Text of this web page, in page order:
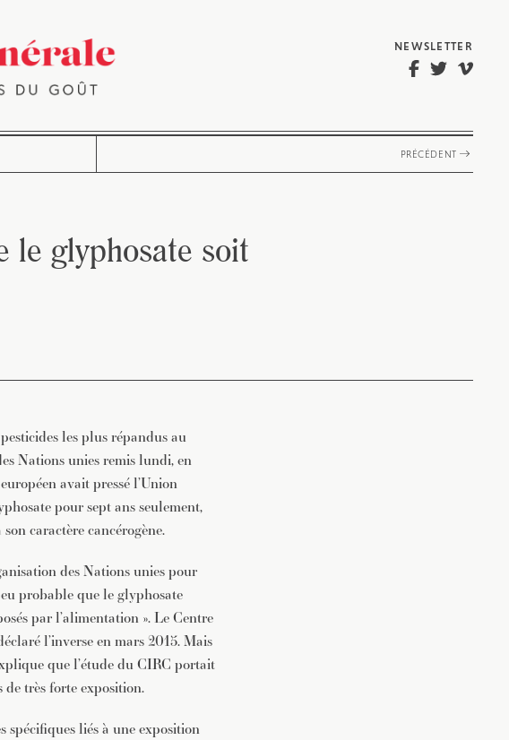
NEWSLETTER
PRÉCÉDENT
le glyphosate soit
les plus répandus au
Nations unies remis lundi, en
avait pressé l’Union
pour sept ans seulement,
caractère cancérogène.
des Nations unies pour
probable que le glyphosate
par l’alimentation ». Le Centre
l’inverse en mars 2015. Mais
que l’étude du CIRC portait
très forte exposition.
spécifiques liés à une exposition